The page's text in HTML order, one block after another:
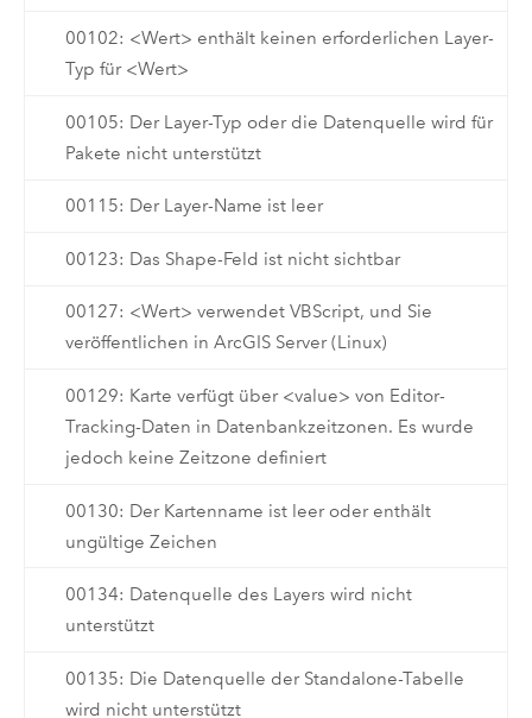
00102: <Wert> enthält keinen erforderlichen Layer-
Typ für <Wert>
00105: Der Layer-Typ oder die Datenquelle wird für
Pakete nicht unterstützt
00115: Der Layer-Name ist leer
00123: Das Shape-Feld ist nicht sichtbar
00127: <Wert> verwendet VBScript, und Sie
veröffentlichen in ArcGIS Server (Linux)
00129: Karte verfügt über <value> von Editor-
Tracking-Daten in Datenbankzeitzonen. Es wurde
jedoch keine Zeitzone definiert
00130: Der Kartenname ist leer oder enthält
ungültige Zeichen
00134: Datenquelle des Layers wird nicht
unterstützt
00135: Die Datenquelle der Standalone-Tabelle
wird nicht unterstützt